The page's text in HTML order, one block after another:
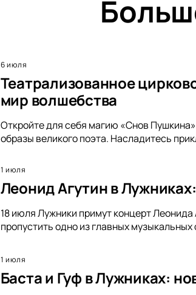
6 июля
Театрализованное
мир волшебства
Откройте для себя магию «Снов
образы великого поэта. Насладитесь
1 июля
Леонид Агутин в
18 июля Лужники примут концерт
пропустить одно из главных
1 июля
Баста и Гуф в Лужниках: